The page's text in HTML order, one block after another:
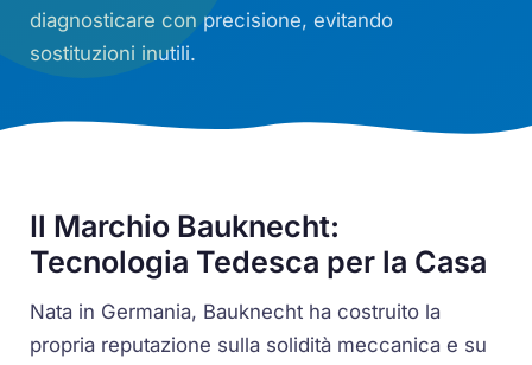
diagnosticare con precisione, evitando
sostituzioni inutili.
Il Marchio Bauknecht:
Tecnologia Tedesca per la Casa
Nata in Germania, Bauknecht ha costruito la
propria reputazione sulla solidità meccanica e su